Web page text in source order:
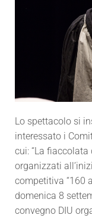
Lo spettacolo si
interessato i
cui: “La fiaccolata
organizzati
competitiva “160
domenica 8
convegno DIU